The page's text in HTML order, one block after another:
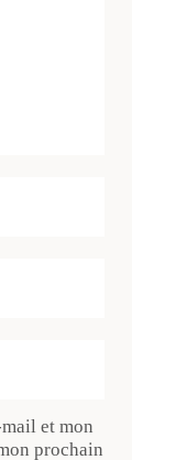
et mon
prochain